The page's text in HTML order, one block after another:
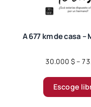
A 677 km de casa –
30.000 $–
Escoge